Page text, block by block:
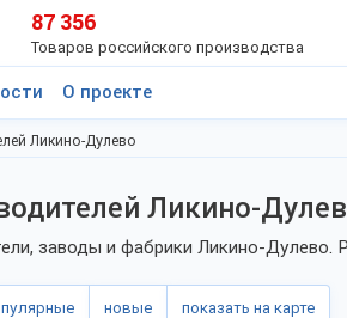
87 356
Товаров российского производства
О проекте
Ликино-Дулево
Ликино-
заводы и фабрики Ликино-Дулево.
новые показать на карте